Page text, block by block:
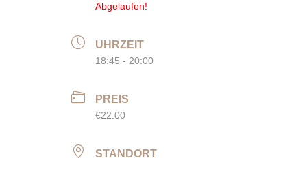
Abgelaufen!
UHRZEIT
18:45 - 20:00
PREIS
€22.00
STANDORT